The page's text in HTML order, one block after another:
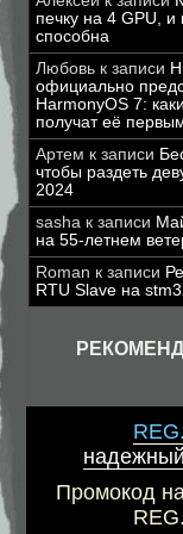
печку на 4 GPU, и
способна
Любовь к записи
официально
HarmonyOS 7:
получат её
Артем к записи
чтобы раздеть
2024
sasha к записи
на 55-летнем
Roman к записи
RTU Slave на
Промокод